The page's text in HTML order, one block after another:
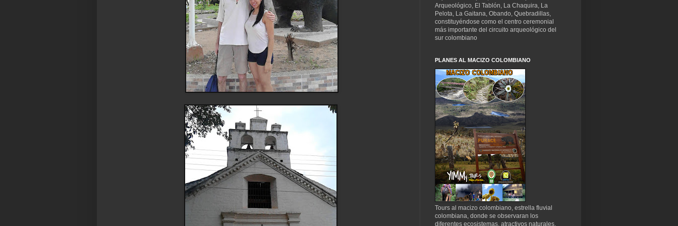
Arqueológico, El Tablón, La Chaquira, La
Pelota, La Gaitana, Obando, Quebradillas,
constituyéndose como el centro ceremonial
más importante del circuito arqueológico del
sur colombiano
PLANES AL MACIZO COLOMBIANO
Tours al macizo colombiano, estrella fluvial
colombiana, donde se observaran los
diferentes ecosistemas, atractivos naturales.